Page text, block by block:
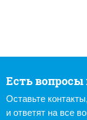
Есть вопросы
Оставьте
и ответят на все